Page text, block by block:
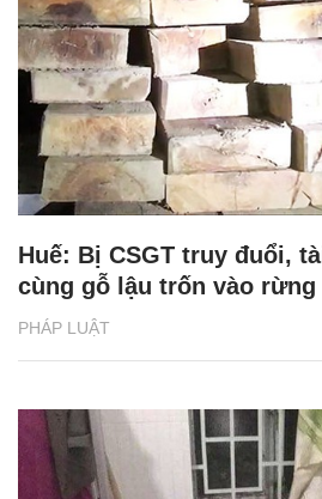
PHÁP LUẬT
Huế: Bị CSGT truy đuổi,
cùng gỗ lậu trốn vào rừng